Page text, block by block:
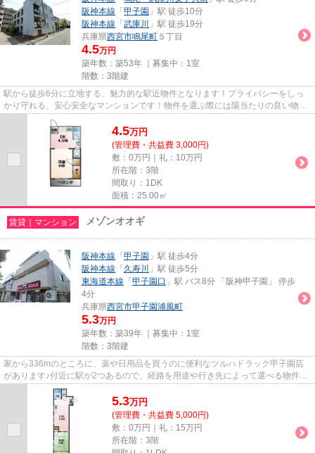
阪神本線 「 甲子園 」駅 徒歩10分
阪神本線 「 武庫川
」駅 徒歩19分
兵庫県西宮市鳴尾町 ５丁目
4.5万円
築年数：築53年 ｜募集中： 1室
階数：3階建
駅から徒歩6分に立地する、魅力的な駅近物件となります！プライバシーをしっ
かり守れる、安心安全なマンションです！物件を選ぶ際には陽当たりの良い物件
を探したいですね！今回はそん...
4.5万円
(管理費・共益費 3,000円)
敷：0万円｜礼：10万円
所在階：3階
間取り：1DK
面積：25.00㎡
賃貸｜マンション メゾンオオギ
阪神本線 「 甲子園 」駅 徒歩4分
阪神本線 「 久寿川
」駅 徒歩5分
東海道本線 「 甲子園口 」駅 バス8分 「阪神甲子園」 停歩
4分
兵庫県西宮市甲子園浦風町
5.3万円
築年数：築39年 ｜募集中： 1室
階数：3階建
家から336mのところに、薬や日用品を買うのに便利なツルハドラック甲子園店
があります♪付近に駅が2つあるので、経路を用途や行き先によって選べる物件で
す♪綺麗好きな方にも満足の内装...
5.3万円
(管理費・共益費 5,000円)
敷：0万円｜礼：15万円
所在階：3階